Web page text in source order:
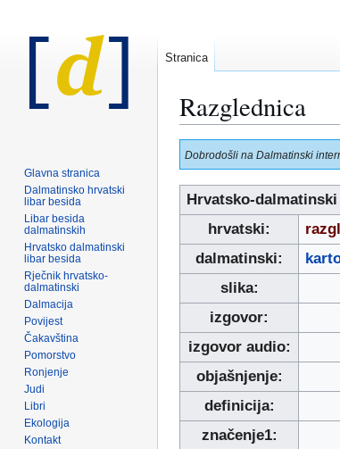
Razglednica
Prijeđi
na
navigaciju
Prijeđi
na
pretraživanje
Dobrodošli na Dalmatinski
Hrvatsko-
hrvatski:
dalmatinski:
slika:
izgovor:
izgovor audio:
objašnjenje:
definicija:
značenje1:
Stranica
Glavna stranica
Dalmatinsko hrvatski
libar besida
Libar besida
dalmatinskih
Hrvatsko dalmatinski
libar besida
Rječnik hrvatsko-
dalmatinski
Dalmacija
Povijest
Čakavština
Pomorstvo
Ronjenje
Judi
Libri
Ekologija
Kontakt